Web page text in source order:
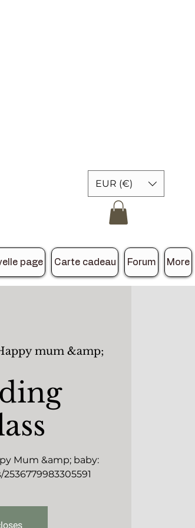
EUR (€)
page Carte cadeau Forum More
mum &amp;
Mum &amp; baby: